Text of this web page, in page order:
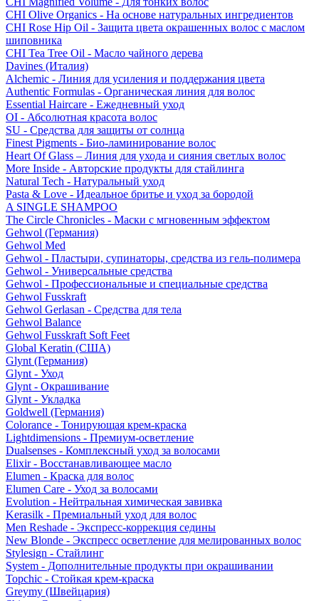
CHI Olive Organics - На основе натуральных ингредиентов
CHI Rose Hip Oil - Защита цвета окрашенных волос с маслом
шиповника
CHI Tea Tree Oil - Масло чайного дерева
Davines (Италия)
Alchemic - Линия для усиления и поддержания цвета
Authentic Formulas - Органическая линия для волос
Essential Haircare - Eжедневный уход
OI - Абсолютная красота волос
SU - Средства для защиты от солнца
Finest Pigments - Био-ламинирование волос
Heart Of Glass – Линия для ухода и сияния светлых волос
More Inside - Авторские продукты для стайлинга
Natural Tech - Натуральный уход
Pasta & Love - Идеальное бритье и уход за бородой
A SINGLE SHAMPOO
The Circle Chronicles - Маски с мгновенным эффектом
Gehwol (Германия)
Gehwol Med
Gehwol - Пластыри, супинаторы, средства из гель-полимера
Gehwol - Универсальные средства
Gehwol - Профессиональные и специальные средства
Gehwol Fusskraft
Gehwol Gerlasan - Средства для тела
Gehwol Balance
Gehwol Fusskraft Soft Feet
Global Keratin (США)
Glynt (Германия)
Glynt - Уход
Glynt - Окрашивание
Glynt - Укладка
Goldwell (Германия)
Colorance - Тонирующая крем-краска
Lightdimensions - Премиум-осветление
Dualsenses - Комплексный уход за волосами
Elixir - Восстанавливающее масло
Elumen - Краска для волос
Elumen Care - Уход за волосами
Evolution - Нейтральная химическая завивка
Kerasilk - Премиальный уход для волос
Men Reshade - Экспресс-коррекция седины
New Blonde - Экспресс осветление для мелированных волос
Stylesign - Стайлинг
System - Дополнительные продукты при окрашивании
Topchic - Стойкая крем-краска
Greymy (Швейцария)